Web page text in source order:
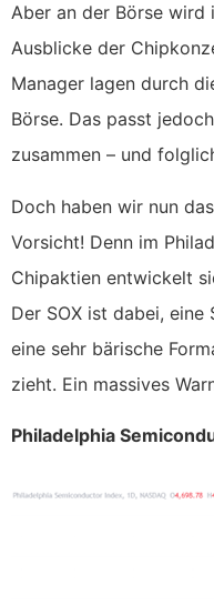
Aber an der Börse wird
Ausblicke der
Manager lagen durch
Börse. Das passt
zusammen – und
Doch haben wir nun
Vorsicht! Denn im
Chipaktien entwickelt
Der SOX ist dabei,
eine sehr bärische
zieht. Ein massives
Philadelphia